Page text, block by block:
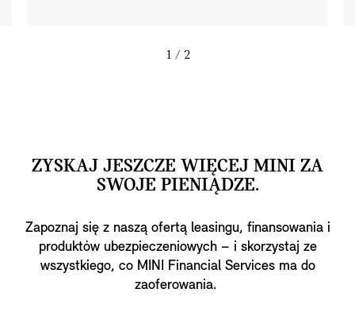
1 / 2
ZYSKAJ JESZCZE WIĘCEJ MINI ZA
SWOJE PIENIĄDZE.
Zapoznaj się z naszą ofertą leasingu, finansowania i
produktów ubezpieczeniowych – i skorzystaj ze
wszystkiego, co MINI Financial Services ma do
zaoferowania.